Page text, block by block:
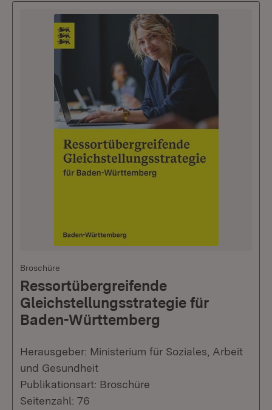
Broschüre
Ressortübergreifende
Gleichstellungsstrategie für
Baden-Württemberg
Herausgeber: Ministerium für Soziales, Arbeit
und Gesundheit
Publikationsart: Broschüre
Seitenzahl: 76